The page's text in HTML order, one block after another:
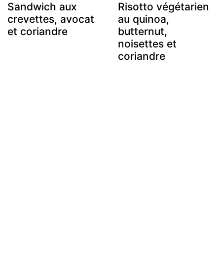
Sandwich aux
crevettes, avocat
et coriandre
Risotto végétarien
au quinoa,
butternut,
noisettes et
coriandre